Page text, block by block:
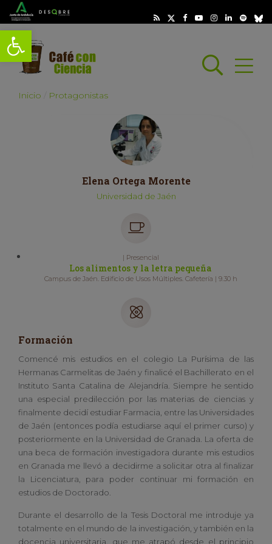
Abrir barra de herramientas
Abrir
Inicio Protagonistas
Elena Ortega Morente
Universidad de Jaén
| Presencial
Los alimentos y la letra pequeña
Campus de Jaén. Edificio de Usos Múltiples. Cafetería | 9.30 h
Formación
Comencé mis estudios en el colegio La Purísima de las
Hermanas Carmelitas de Jaén y finalicé el Bachillerato en el
Instituto Santa Catalina de Alejandría. Siempre he sentido
una especial predilección por las materias de ciencias y
finalmente decidí estudiar Farmacia, entre las Universidades
de Jaén (entonces podía estudiarse aquí el primer curso) y
posteriormente en la Universidad de Granada. La oferta de
una beca de formación investigadora durante mis estudios
en Granada me llevó a decidirme a solicitar otra al finalizar
la Licenciatura, para poder continuar mi formación en
estudios de Doctorado.
Durante el desarrollo de la Tesis Doctoral me introduje ya
totalmente en el mundo de la investigación, y también en la
docencia universitaria, que me atrapó desde el principio